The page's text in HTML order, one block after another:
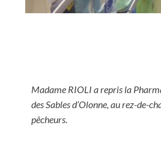
Madame RIOLI a repris la
des Sables d’Olonne, au rez-de-
pêcheurs.